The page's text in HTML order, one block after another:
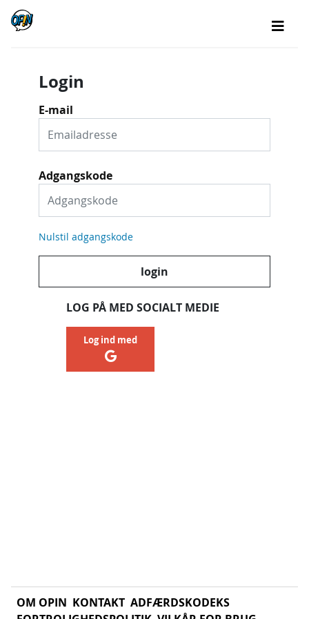
Login
E-mail
Adgangskode
Nulstil adgangskode
login
LOG PÅ MED SOCIALT MEDIE
Log ind med
OM OPIN KONTAKT ADFÆRDSKODEKS